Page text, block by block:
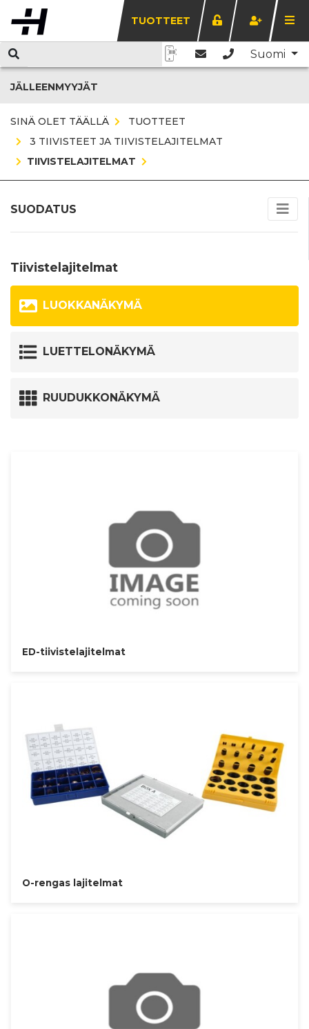
TUOTTEET
Suomi
JÄLLEENMYYJÄT
SINÄ OLET TÄÄLLÄ
TUOTTEET
3 TIIVISTEET JA TIIVISTELAJITELMAT
TIIVISTELAJITELMAT
SUODATUS
Tiivistelajitelmat
LUOKKANÄKYMÄ
LUETTELONÄKYMÄ
RUUDUKKONÄKYMÄ
ED-tiivistelajitelmat
O-rengas lajitelmat